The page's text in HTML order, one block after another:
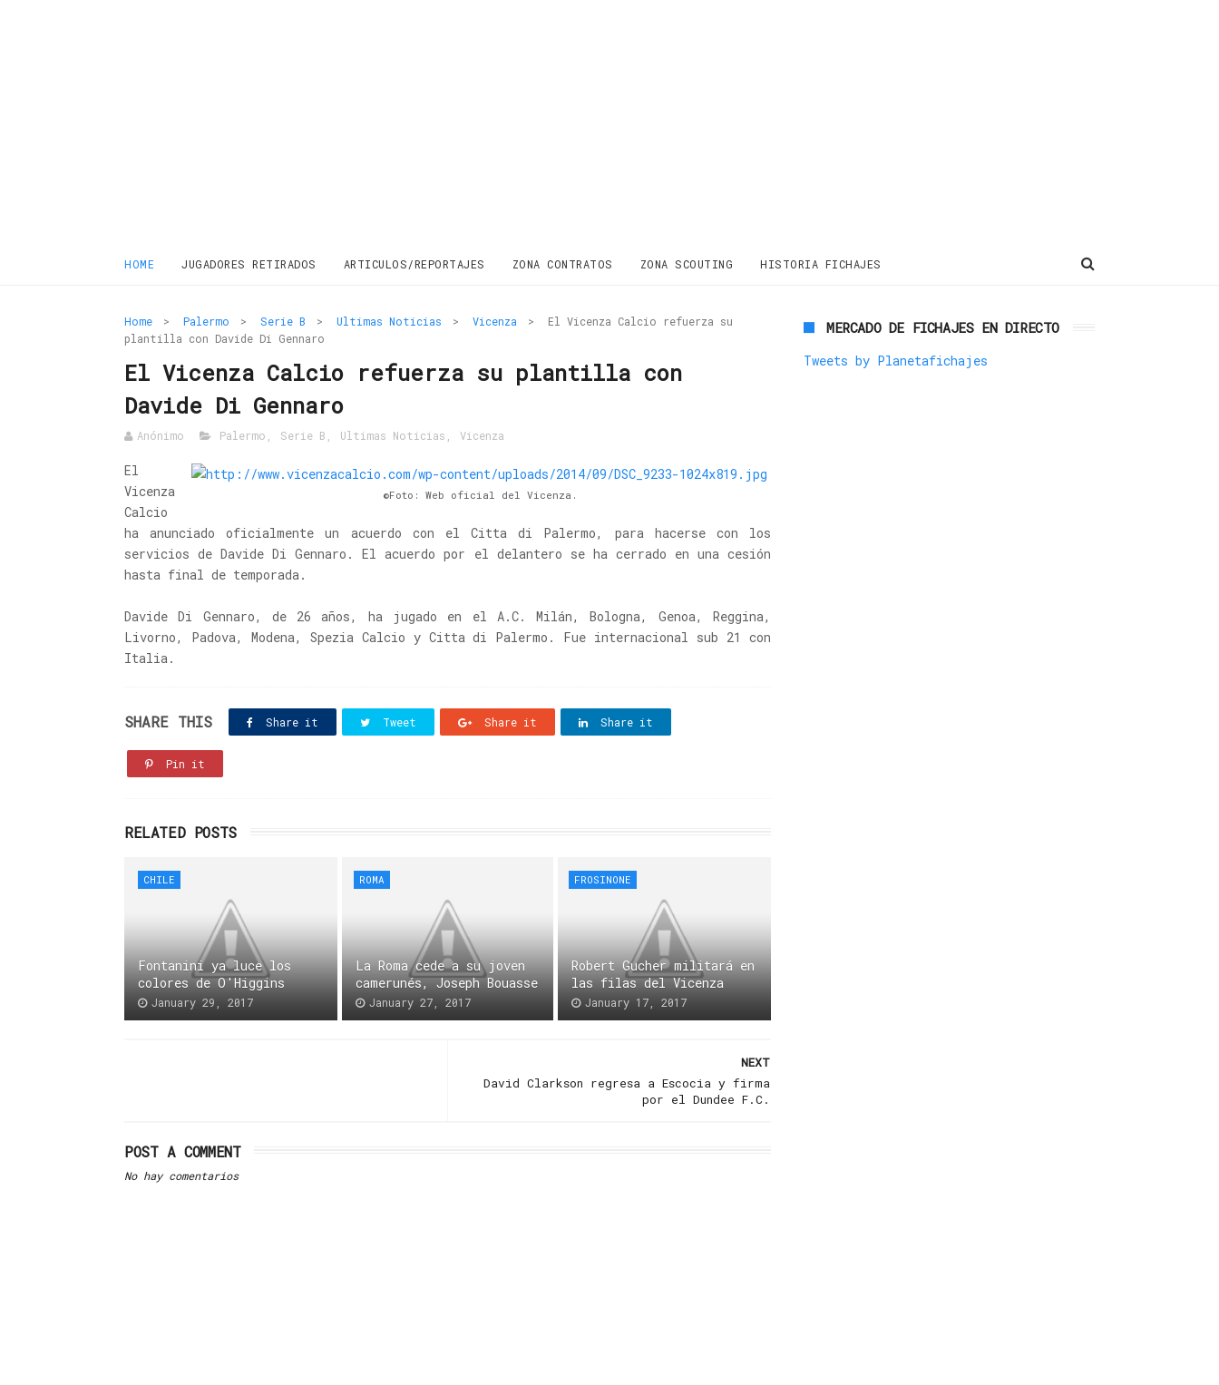
HOME JUGADORES RETIRADOS ARTICULOS/REPORTAJES ZONA CONTRATOS ZONA SCOUTING HISTORIA FICHAJES
Home > Palermo > Serie B > Ultimas Noticias > Vicenza >
El Vicenza Calcio refuerza su
plantilla con Davide Di Gennaro
El Vicenza Calcio refuerza su plantilla con
Davide Di Gennaro
Anónimo Palermo Serie B Ultimas Noticias Vicenza
©Foto: Web oficial del Vicenza.
El
Vicenza
Calcio
ha anunciado oficialmente un acuerdo con el Citta di Palermo, para hacerse con los
servicios de Davide Di Gennaro. El acuerdo por el delantero se ha cerrado en una cesión
hasta final de temporada.
Davide Di Gennaro, de 26 años, ha jugado en el A.C. Milán, Bologna, Genoa, Reggina,
Livorno, Padova, Modena, Spezia Calcio y Citta di Palermo. Fue internacional sub 21 con
Italia.
SHARE THIS Share it Tweet Share it Share it
Pin it
RELATED POSTS
CHILE
Fontanini ya luce los
colores de O'Higgins
January 29, 2017
ROMA
La Roma cede a su joven
camerunés, Joseph Bouasse
January 27, 2017
FROSINONE
Robert Gucher militará en
las filas del Vicenza
January 17, 2017
NEXT
David Clarkson regresa a Escocia y firma
por el Dundee F.C.
POST A COMMENT
No hay comentarios
MERCADO DE FICHAJES EN DIRECTO
Tweets by Planetafichajes